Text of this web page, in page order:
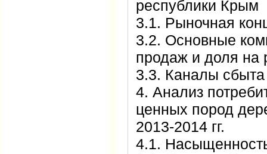
республики Крым
3.1. Рыночная
3.2. Основные
продаж и доля на
3.3. Каналы сбыта
4. Анализ
ценных пород
2013-2014 гг.
4.1.